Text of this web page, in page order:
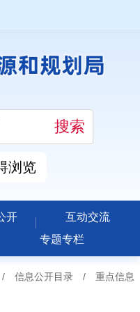
浏览
开
互动交流
专题专栏
/ 信息公开目录 /
重点信息